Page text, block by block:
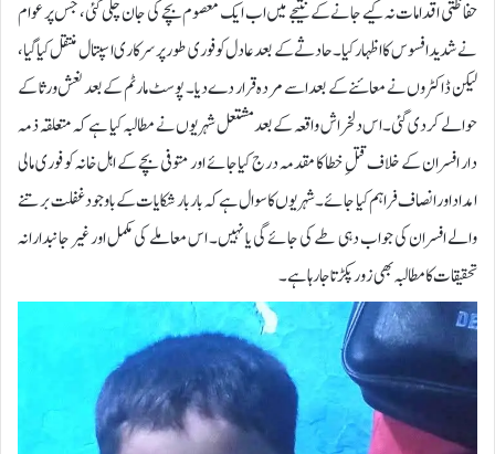
حفاظتی اقدامات نہ کیے جانے کے نتیجے میں اب ایک معصوم بچے کی جان چلی گئی، جس پر عوام
نے شدید افسوس کا اظہار کیا۔حادثے کے بعد عادل کو فوری طور پر سرکاری اسپتال منتقل کیا گیا،
لیکن ڈاکٹروں نے معائنے کے بعد اسے مردہ قرار دے دیا۔ پوسٹ مارٹم کے بعد نعش ورثا کے
حوالے کر دی گئی۔اس دلخراش واقعہ کے بعد مشتعل شہریوں نے مطالبہ کیا ہے کہ متعلقہ ذمہ
دار افسران کے خلاف قتلِ خطا کا مقدمہ درج کیا جائے اور متوفی بچے کے اہل خانہ کو فوری مالی
امداد اور انصاف فراہم کیا جائے۔ شہریوں کا سوال ہے کہ بار بار شکایات کے باوجود غفلت برتنے
والے افسران کی جواب دہی طے کی جائے گی یا نہیں۔ اس معاملے کی مکمل اور غیر جانبدارانہ
تحقیقات کا مطالبہ بھی زور پکڑتا جا رہا ہے۔